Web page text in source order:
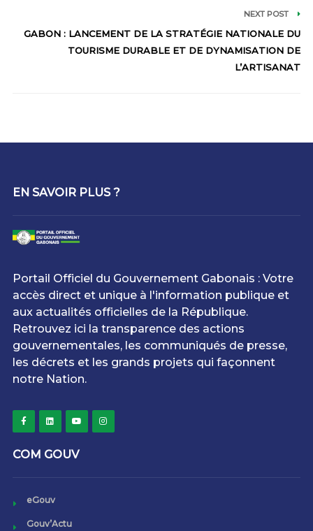
NEXT POST
GABON : LANCEMENT DE LA STRATÉGIE NATIONALE DU
TOURISME DURABLE ET DE DYNAMISATION DE
L’ARTISANAT
EN SAVOIR PLUS ?
Portail Officiel du Gouvernement Gabonais : Votre
accès direct et unique à l'information publique et
aux actualités officielles de la République.
Retrouvez ici la transparence des actions
gouvernementales, les communiqués de presse,
les décrets et les grands projets qui façonnent
notre Nation.
COM GOUV
eGouv
Gouv’Actu